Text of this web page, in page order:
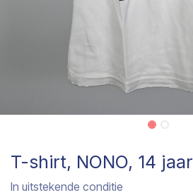
T-shirt, NONO, 14 jaar
In uitstekende conditie